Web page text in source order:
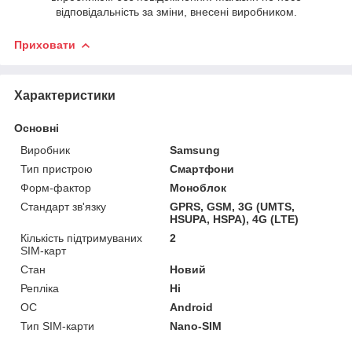
відповідальність за зміни, внесені виробником.
Приховати
Характеристики
Основні
Виробник
Samsung
Тип пристрою
Смартфони
Форм-фактор
Моноблок
Стандарт зв'язку
GPRS, GSM, 3G (UMTS,
HSUPA, HSPA), 4G (LTE)
Кількість підтримуваних
SIM-карт
2
Стан
Новий
Репліка
Ні
ОС
Android
Тип SIM-карти
Nano-SIM